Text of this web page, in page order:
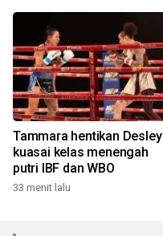
Tammara hentikan Desley
kuasai kelas menengah
putri IBF dan WBO
33 menit lalu